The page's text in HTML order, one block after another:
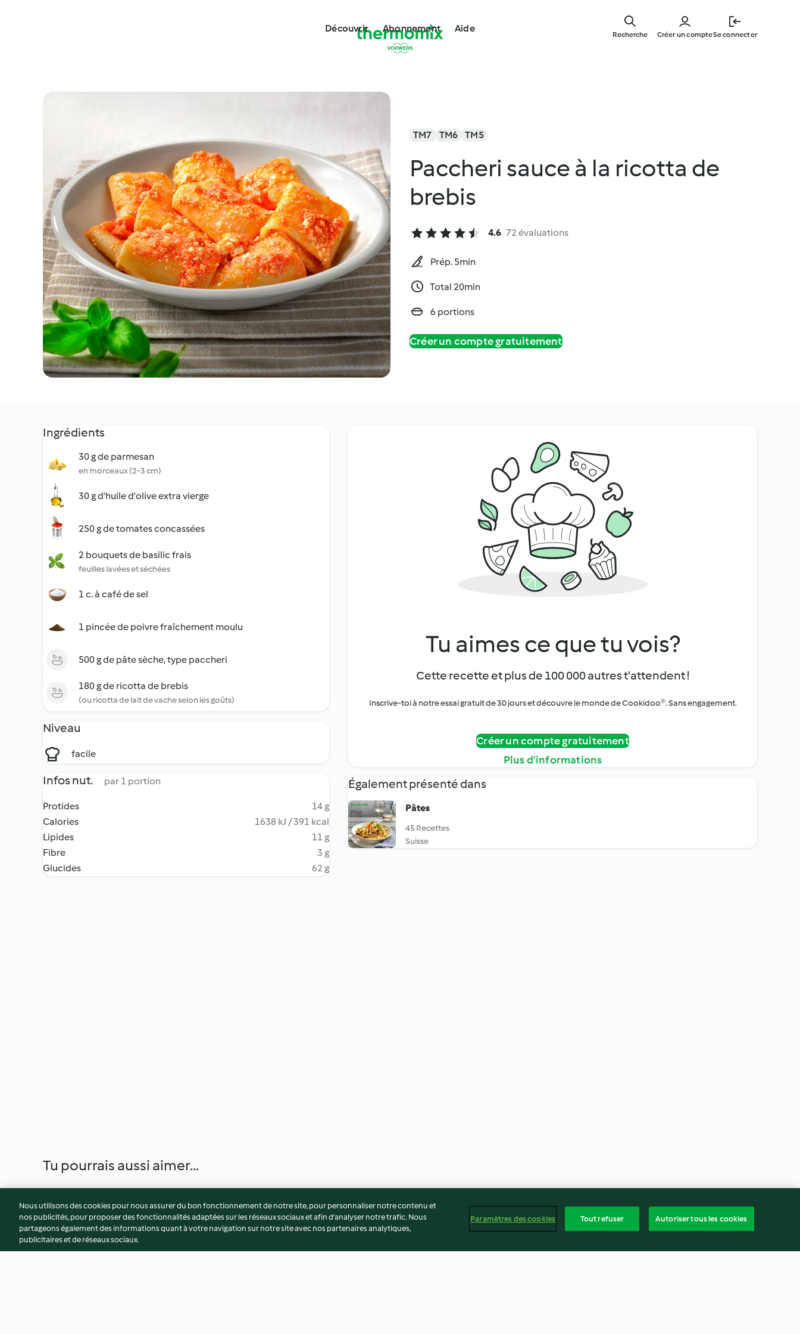
main
Découvrir Abonnement Aide
Créer un compteSe connecter
Recherche
TM7 TM6 TM5
Paccheri sauce à la ricotta de
brebis
4.6 72 évaluations
Prép. 5min
Total 20min
6 portions
Créer un compte gratuitement
Ingrédients
30 g de parmesan
en morceaux (2-3 cm)
30 g d'huile d'olive extra vierge
250 g de tomates concassées
2 bouquets de basilic frais
feuilles lavées et séchées
1 c. à café de sel
1 pincée de poivre fraîchement moulu
500 g de pâte sèche, type paccheri
180 g de ricotta de brebis
(ou ricotta de lait de vache selon les goûts)
Niveau
facile
Infos nut. par 1 portion
Protides
14 g
Calories
1638 kJ / 391 kcal
Lipides
11 g
Fibre
3 g
Glucides
62 g
Tu aimes ce que tu vois?
Cette recette et plus de 100 000 autres t'attendent !
Inscrive-toi à notre essai gratuit de 30 jours et découvre le monde de Cookidoo®. Sans engagement.
Créer un compte gratuitement
Plus d’informations
Également présenté dans
Pâtes
45 Recettes
Suisse
Tu pourrais aussi aimer...
Nous utilisons des cookies pour nous assurer du bon fonctionnement de notre site, pour personnaliser notre contenu et
nos publicités, pour proposer des fonctionnalités adaptées sur les réseaux sociaux et afin d’analyser notre trafic. Nous
partageons également des informations quant à votre navigation sur notre site avec nos partenaires analytiques,
publicitaires et de réseaux sociaux.
Paramètres des cookies Tout refuser Autoriser tous les cookies